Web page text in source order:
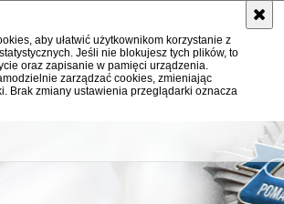
aby ułatwić użytkownikom korzystanie z
Jeśli nie blokujesz tych plików, to
oraz zapisanie w pamięci urządzenia.
zarządzać cookies, zmieniając
Brak zmiany ustawienia przeglądarki oznacza